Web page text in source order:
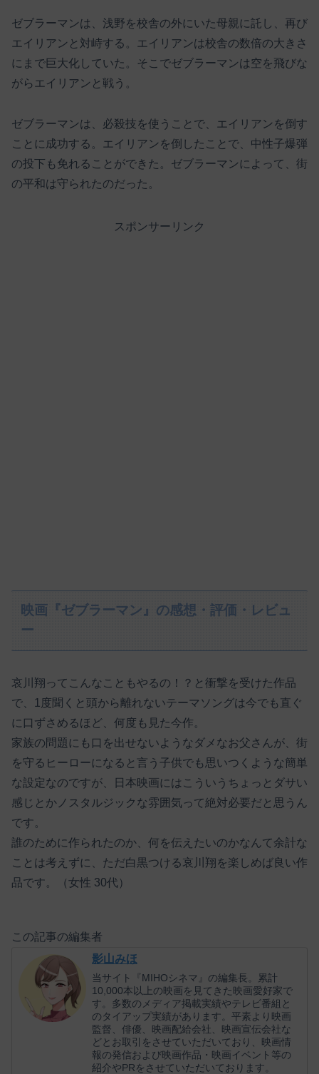
ゼブラーマンは、浅野を校舎の外にいた母親に託し、再び
エイリアンと対峙する。エイリアンは校舎の数倍の大きさ
にまで巨大化していた。そこでゼブラーマンは空を飛びな
がらエイリアンと戦う。
ゼブラーマンは、必殺技を使うことで、エイリアンを倒す
ことに成功する。エイリアンを倒したことで、中性子爆弾
の投下も免れることができた。ゼブラーマンによって、街
の平和は守られたのだった。
スポンサーリンク
映画『ゼブラーマン』の感想・評価・レビュ
ー
哀川翔ってこんなこともやるの！？と衝撃を受けた作品
で、1度聞くと頭から離れないテーマソングは今でも直ぐ
に口ずさめるほど、何度も見た今作。
家族の問題にも口を出せないようなダメなお父さんが、街
を守るヒーローになると言う子供でも思いつくような簡単
な設定なのですが、日本映画にはこういうちょっとダサい
感じとかノスタルジックな雰囲気って絶対必要だと思うん
です。
誰のために作られたのか、何を伝えたいのかなんて余計な
ことは考えずに、ただ白黒つける哀川翔を楽しめば良い作
品です。（女性 30代）
この記事の編集者
影山みほ
当サイト『MIHOシネマ』の編集長。累計
10,000本以上の映画を見てきた映画愛好家で
す。多数のメディア掲載実績やテレビ番組と
のタイアップ実績があります。平素より映画
監督、俳優、映画配給会社、映画宣伝会社な
どとお取引をさせていただいており、映画情
報の発信および映画作品・映画イベント等の
紹介やPRをさせていただいております。